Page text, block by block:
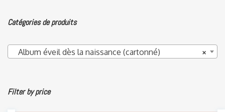
o
u
f
5
Catégories de produits
×
Album éveil dès la naissance (cartonné)
Filter by price